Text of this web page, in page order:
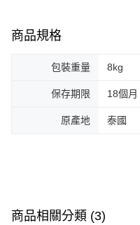
商品規格
包裝重量 8kg
保存期限 18個月
原產地 泰國
商品相關分類 (3)